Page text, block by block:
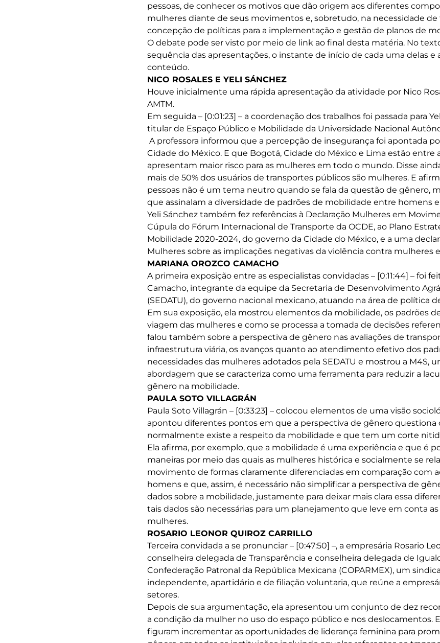
pessoas, de conhecer os motivos que dão origem aos diferentes
mulheres diante de seus movimentos e, sobretudo, na necessidade de
concepção de políticas para a implementação e gestão de planos de
O debate pode ser visto por meio de link ao final desta matéria. No
sequência das apresentações, o instante de início de cada uma delas e
conteúdo.
NICO ROSALES E YELI SÁNCHEZ
Houve inicialmente uma rápida apresentação da atividade por Nico
AMTM.
Em seguida – [0:01:23] – a coordenação dos trabalhos foi passada para
titular de Espaço Público e Mobilidade da Universidade Nacional
A professora informou que a percepção de insegurança foi apontada
Cidade do México. E que Bogotá, Cidade do México e Lima estão entre
apresentam maior risco para as mulheres em todo o mundo. Disse
mais de 50% dos usuários de transportes públicos são mulheres. E
pessoas não é um tema neutro quando se fala da questão de gênero,
que assinalam a diversidade de padrões de mobilidade entre homens
Yeli Sánchez também fez referências à Declaração Mulheres em
Cúpula do Fórum Internacional de Transporte da OCDE, ao Plano
Mobilidade 2020-2024, do governo da Cidade do México, e a uma
Mulheres sobre as implicações negativas da violência contra mulheres
MARIANA OROZCO CAMACHO
A primeira exposição entre as especialistas convidadas – [0:11:44] – foi
Camacho, integrante da equipe da Secretaria de Desenvolvimento
(SEDATU), do governo nacional mexicano, atuando na área de política
Em sua exposição, ela mostrou elementos da mobilidade, os padrões
viagem das mulheres e como se processa a tomada de decisões
falou também sobre a perspectiva de gênero nas avaliações de
infraestrutura viária, os avanços quanto ao atendimento efetivo dos
necessidades das mulheres adotados pela SEDATU e mostrou a M4S,
abordagem que se caracteriza como uma ferramenta para reduzir a
gênero na mobilidade.
PAULA SOTO VILLAGRÁN
Paula Soto Villagrán – [0:33:23] – colocou elementos de uma visão
apontou diferentes pontos em que a perspectiva de gênero
normalmente existe a respeito da mobilidade e que tem um corte
Ela afirma, por exemplo, que a mobilidade é uma experiência e que é
maneiras por meio das quais as mulheres histórica e socialmente se
movimento de formas claramente diferenciadas em comparação com
homens e que, assim, é necessário não simplificar a perspectiva de
dados sobre a mobilidade, justamente para deixar mais clara essa
tais dados são necessárias para um planejamento que leve em conta
mulheres.
ROSARIO LEONOR QUIROZ CARRILLO
Terceira convidada a se pronunciar – [0:47:50] –, a empresária Rosario
conselheira delegada de Transparência e conselheira delegada de
Confederação Patronal da República Mexicana (COPARMEX), um
independente, apartidário e de filiação voluntaria, que reúne a
setores.
Depois de sua argumentação, ela apresentou um conjunto de dez
a condição da mulher no uso do espaço público e nos deslocamentos.
figuram incrementar as oportunidades de liderança feminina para